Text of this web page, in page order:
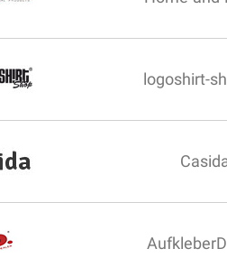
logoshirt-